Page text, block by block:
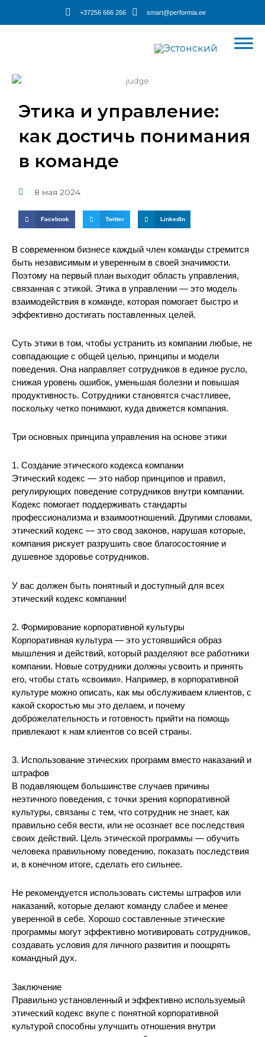
+37256 666 266 smart@performia.ee
Этика и управление:
как достичь понимания
в команде
8 мая 2024
Facebook Twitter LinkedIn
В современном бизнесе каждый член команды стремится
быть независимым и уверенным в своей значимости.
Поэтому на первый план выходит область управления,
связанная с этикой. Этика в управлении — это модель
взаимодействия в команде, которая помогает быстро и
эффективно достигать поставленных целей.
Суть этики в том, чтобы устранить из компании любые, не
совпадающие с общей целью, принципы и модели
поведения. Она направляет сотрудников в единое русло,
снижая уровень ошибок, уменьшая болезни и повышая
продуктивность. Сотрудники становятся счастливее,
поскольку четко понимают, куда движется компания.
Три основных принципа управления на основе этики
1. Создание этического кодекса компании
Этический кодекс — это набор принципов и правил,
регулирующих поведение сотрудников внутри компании.
Кодекс помогает поддерживать стандарты
профессионализма и взаимоотношений. Другими словами,
этический кодекс — это свод законов, нарушая которые,
компания рискует разрушить свое благосостояние и
душевное здоровье сотрудников.
У вас должен быть понятный и доступный для всех
этический кодекс компании!
2. Формирование корпоративной культуры
Корпоративная культура — это устоявшийся образ
мышления и действий, который разделяют все работники
компании. Новые сотрудники должны усвоить и принять
его, чтобы стать «своими». Например, в корпоративной
культуре можно описать, как мы обслуживаем клиентов, с
какой скоростью мы это делаем, и почему
доброжелательность и готовность прийти на помощь
привлекают к нам клиентов со всей страны.
3. Использование этических программ вместо наказаний и
штрафов
В подавляющем большинстве случаев причины
неэтичного поведения, с точки зрения корпоративной
культуры, связаны с тем, что сотрудник не знает, как
правильно себя вести, или не осознает все последствия
своих действий. Цель этической программы — обучить
человека правильному поведению, показать последствия
и, в конечном итоге, сделать его сильнее.
Не рекомендуется использовать системы штрафов или
наказаний, которые делают команду слабее и менее
уверенной в себе. Хорошо составленные этические
программы могут эффективно мотивировать сотрудников,
создавать условия для личного развития и поощрять
командный дух.
Заключение
Правильно установленный и эффективно используемый
этический кодекс вкупе с понятной корпоративной
культурой способны улучшить отношения внутри